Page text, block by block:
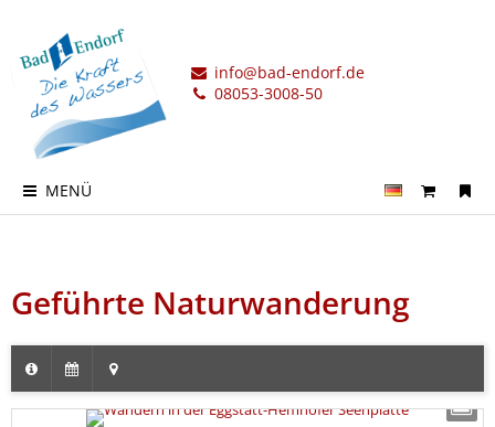
info@bad-endorf.de
08053-3008-50
MENÜ
Geführte Naturwanderung